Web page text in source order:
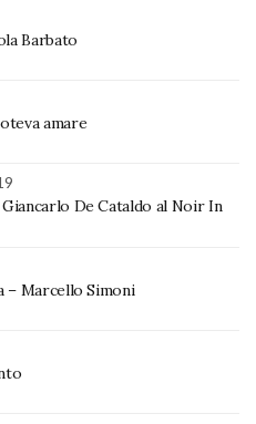
Barbato
amare
De Cataldo al Noir In
– Marcello Simoni